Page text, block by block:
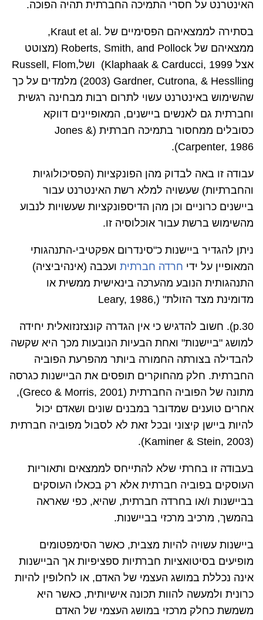
האינטרנט על חסרי התמיכה החברתית תהיה הפוכה.
בסתירה לממצאיהם הפסימיים של Kraut et al.
,
ממצאיהם של Roberts, Smith, and Pollock (מצוטט
אצל (Klaphaak & Carducci, 1999 ושלRussell, Flom,
Gardner, Cutrona, & Hesslling
(2003) מלמדים על כך
שהשימוש באינטרנט עשוי לתרום רבות מבחינה רגשית
וחברתית גם לאנשים ביישנים, המאופיינים דווקא
כסובלים ממחסור בתמיכה חברתית (Jones &
Carpenter, 1986
).
עבודה זו באה לבדוק מהן הפונקציות (הפסיכולוגיות
והחברתיות) שעשויה למלא רשת האינטרנט עבור
ביישנים כרוניים וכן מהן הדיספונקציות שעשויות לנבוע
מהשימוש ברשת עבור אוכלוסיה זו.
ניתן להגדיר ביישנות כ"סינדרום אפקטיבי-התנהגותי
המאופיין על ידי חרדה חברתית ועכבה (אינהיביציה)
התנהגותית הנובע מהערכה בינאישית ממשית או
מדומינת מצד הזולת" (Leary, 1986,
(p.30. חשוב להדגיש כי אין הגדרה קונצזנזואלית יחידה
למושג "ביישנות" ואחת הבעיות הנובעות מכך היא שקשה
להבדילה בצורתה החמורה ביותר מהפרעת הפוביה
החברתית. חלק מהחוקרים תופסים את הביישנות כגרסה
מתונה של הפוביה החברתית (Greco & Morris, 2001
),
אחרים טוענים שמדובר במבנים שונים ושאדם יכול
להיות ביישן קיצוני ובכל זאת לא לסבול מפוביה חברתית
(
Kaminer & Stein, 2003
).
בעבודה זו בחרתי שלא להתייחס לממצאים ותאוריות
העוסקים בפוביה חברתית אלא רק בכאלו העוסקים
בביישנות ו/או בחרדה חברתית, שהיא, כפי שאראה
בהמשך, מרכיב מרכזי בביישנות.
ביישנות עשויה להיות מצבית, כאשר הסימפטומים
מופיעים בסיטואציות חברתיות ספציפיות אך הביישנות
אינה נכללת במושג העצמי של האדם, או לחלופין להיות
כרונית ולמעשה להוות תכונה אישיותית, כאשר היא
משמשת כחלק מרכזי במושג העצמי של האדם